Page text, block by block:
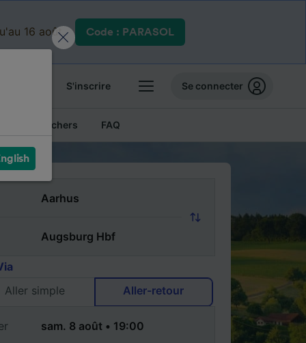
16 août. Code : PARASOL
S'inscrire Se connecter
Billets pas chers FAQ
Aller simple
Aller-retour